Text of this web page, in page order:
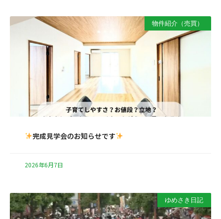
物件紹介（売買）
完成見学会のお知らせです
2026年6月7日
ゆめさき日記